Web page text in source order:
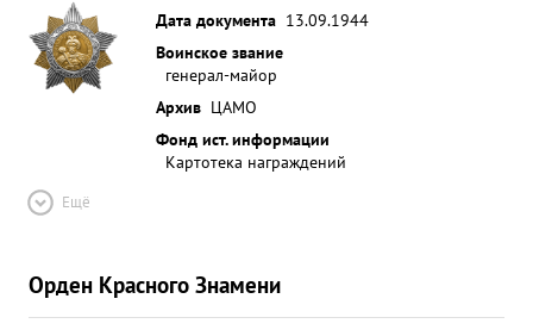
Дата документа 13.09.1944
Воинское звание
генерал-майор
Архив ЦАМО
Фонд ист. информации
Картотека награждений
Ещё
Орден Красного Знамени